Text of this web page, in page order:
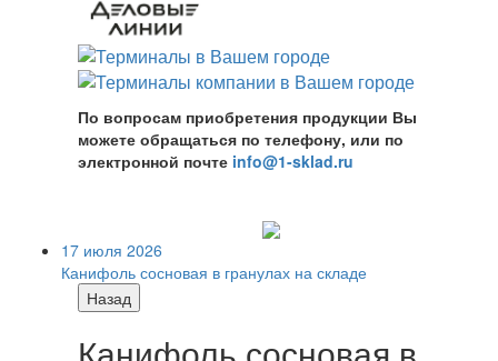
По вопросам приобретения продукции Вы
можете обращаться по телефону, или по
электронной почте info@1-sklad.ru
17 июля 2026
Канифоль сосновая в гранулах на складе
Назад